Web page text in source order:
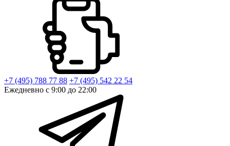
+7 (495) 788 77 88 +7 (495) 542 22 54
Ежедневно с 9:00 до 22:00